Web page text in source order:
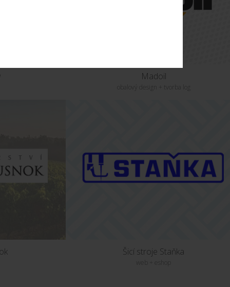
Madoil
UKÁZAT PROJEKT
Šicí stroje Staňka
web + eshop